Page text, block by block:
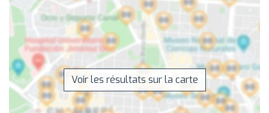
Voir les résultats sur la carte